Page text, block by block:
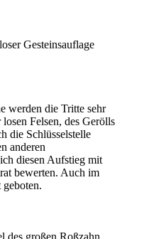
Gesteinsauflage
werden die Tritte sehr
Felsen, des Gerölls
die Schlüsselstelle
anderen
diesen Aufstieg mit
bewerten. Auch im
des großen Roßzahn